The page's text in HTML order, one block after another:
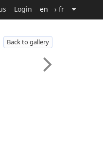
Login en → fr
Back to gallery